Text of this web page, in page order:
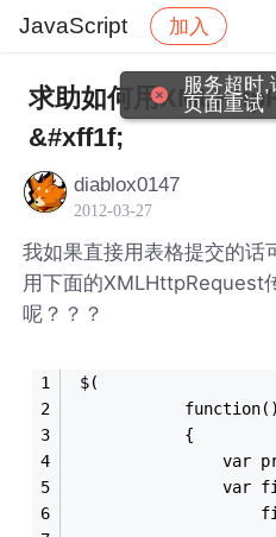
JavaScript 加入
社区 JavaScript 帖
求助如何用
&#xff1f;
diablox0147
2012-03-27
我如果直接用表格提交的话
用下面的XMLHttpRequest
呢？？？
$(
            function()
            {
var
var
服务超时,
页面重试